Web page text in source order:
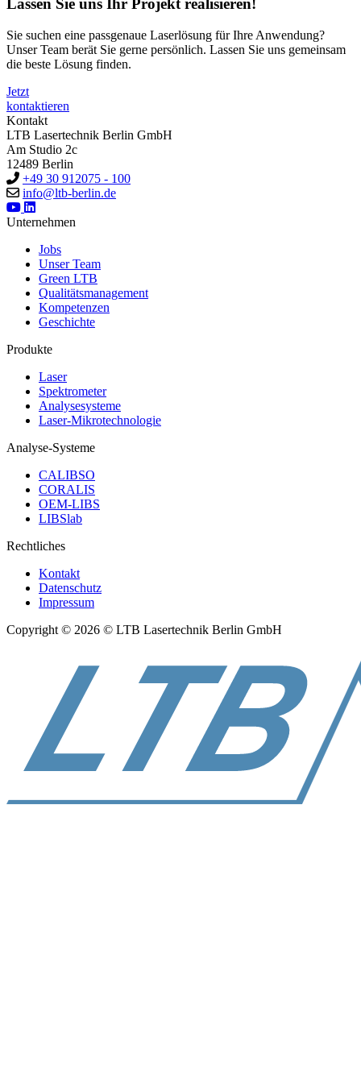
Lassen Sie uns Ihr Projekt realisieren!
Sie suchen eine passgenaue Laserlösung für Ihre Anwendung?
Unser Team berät Sie gerne persönlich. Lassen Sie uns gemeinsam
die beste Lösung finden.
Jetzt
kontaktieren
Kontakt
LTB Lasertechnik Berlin GmbH
Am Studio 2c
12489 Berlin
+49 30 912075 - 100
info@ltb-berlin.de
Unternehmen
Jobs
Unser Team
Green LTB
Qualitätsmanagement
Kompetenzen
Geschichte
Produkte
Laser
Spektrometer
Analysesysteme
Laser-Mikrotechnologie
Analyse-Systeme
CALIBSO
CORALIS
OEM-LIBS
LIBSlab
Rechtliches
Kontakt
Datenschutz
Impressum
Copyright © 2026 © LTB Lasertechnik Berlin GmbH